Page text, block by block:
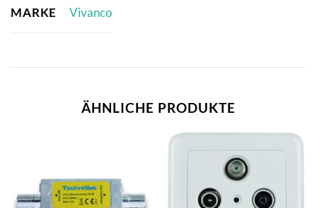
MARKE Vivanco
ÄHNLICHE PRODUKTE